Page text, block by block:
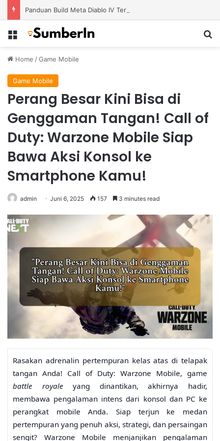
Menu
Home /Game Mobile
Game Mobile
Perang Besar Kini Bisa di
Genggaman Tangan! Call of
Duty: Warzone Mobile Siap
Bawa Aksi Konsol ke
Smartphone Kamu!
admin Juni 6, 2025 157 3 minutes read
Rasakan adrenalin pertempuran kelas atas di telapak
tangan Anda! Call of Duty: Warzone Mobile, game
battle royale yang dinantikan, akhirnya hadir,
membawa pengalaman intens dari konsol dan PC ke
perangkat mobile Anda. Siap terjun ke medan
pertempuran yang penuh aksi, strategi, dan persaingan
sengit? Warzone Mobile menjanjikan pengalaman